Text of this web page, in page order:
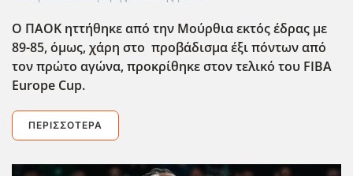
Ο ΠΑΟΚ ηττήθηκε από την Μούρθια εκτός έδρας με
89-85, όμως, χάρη στο προβάδισμα έξι πόντων από
τον πρώτο αγώνα, προκρίθηκε στον τελικό του FIBA
Europe Cup.
ΠΕΡΙΣΣΌΤΕΡΑ